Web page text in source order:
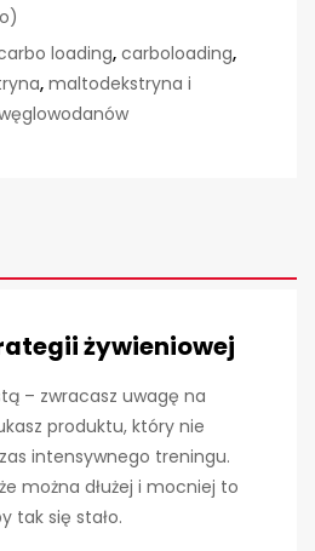
loading, carboloading,
, maltodekstryna i
żywieniowej
– zwracasz uwagę na
produktu, który nie
intensywnego treningu.
można dłużej i mocniej to
tak się stało.